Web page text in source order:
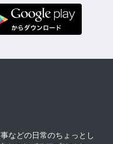
などの日常のちょっとし